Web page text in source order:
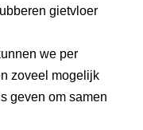
gietvloer
we per
zoveel mogelijk
geven om samen